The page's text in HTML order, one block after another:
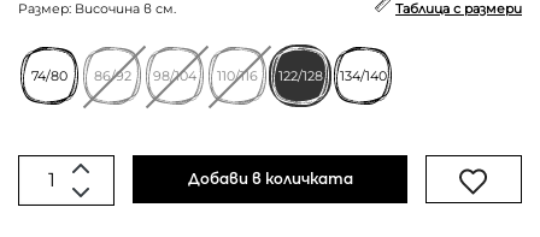
Размер: Височина в см. Таблица с размери
74/80 86/92 98/104 110/116 122/128 134/140
Добави в количката